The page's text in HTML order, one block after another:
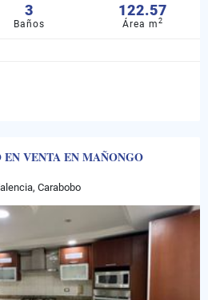
3
Baños
122.57
Área m2
VENTA EN MAÑONGO
Carabobo